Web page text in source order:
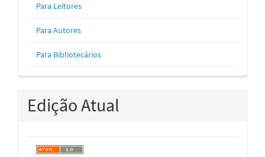
Para Leitores
Para Autores
Para Bibliotecários
Edição Atual